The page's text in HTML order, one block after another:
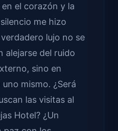
el corazón y la
me hizo
lujo no se
alejarse del ruido
sino en
mismo. ¿Será
las visitas al
Hotel? ¿Un